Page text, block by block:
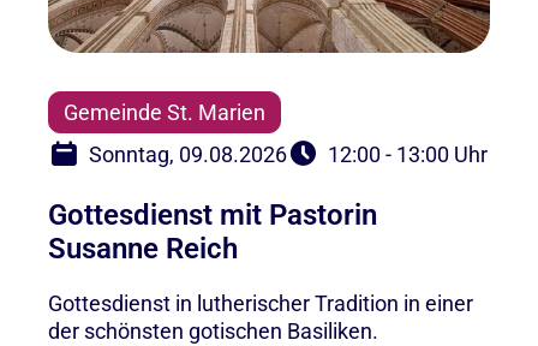
Gemeinde St. Marien
Sonntag, 09.08.2026
12:00 - 13:00 Uhr
Gottesdienst mit Pastorin
Susanne Reich
Gottesdienst in lutherischer Tradition in einer
der schönsten gotischen Basiliken.